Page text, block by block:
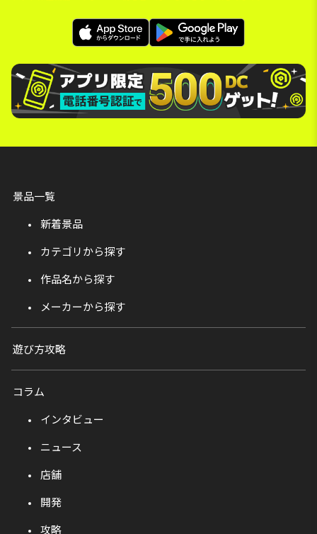
景品一覧
新着景品
カテゴリから探す
作品名から探す
メーカーから探す
遊び方攻略
コラム
インタビュー
ニュース
店舗
開発
攻略